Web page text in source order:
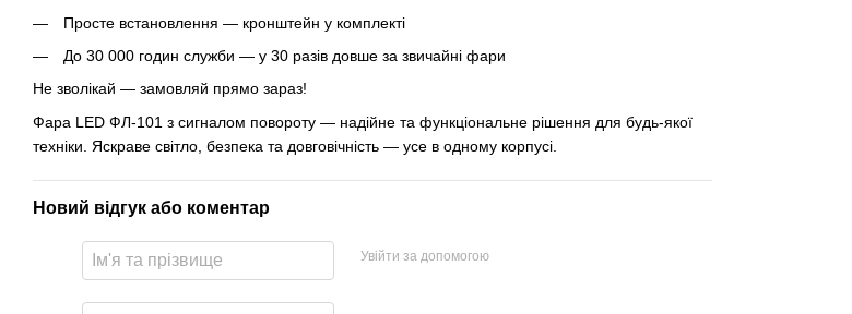
Просте встановлення — кронштейн у комплекті
До 30 000 годин служби — у 30 разів довше за звичайні фари
Не зволікай — замовляй прямо зараз!
Фара LED ФЛ-101 з сигналом повороту — надійне та функціональне рішення для будь-якої
техніки. Яскраве світло, безпека та довговічність — усе в одному корпусі.
Новий відгук або коментар
Увійти за допомогою